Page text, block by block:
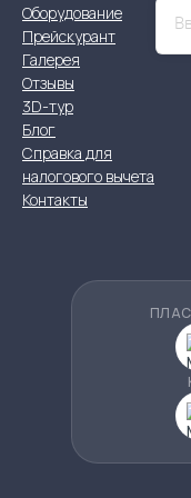
Оборудование
Прейскурант
Галерея
Отзывы
3D-тур
Блог
Справка для
налогового вычета
Контакты